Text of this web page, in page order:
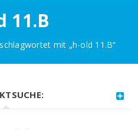
11.B
mit „h-old 11.B“